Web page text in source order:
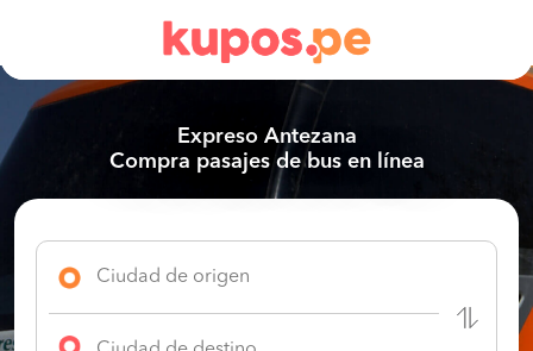
Expreso Antezana
Compra pasajes de bus en línea